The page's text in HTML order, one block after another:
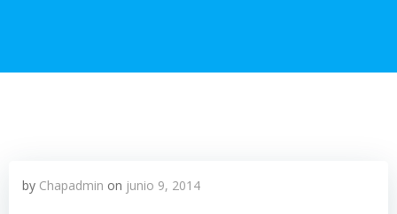
by Chapadmin on junio 9, 2014